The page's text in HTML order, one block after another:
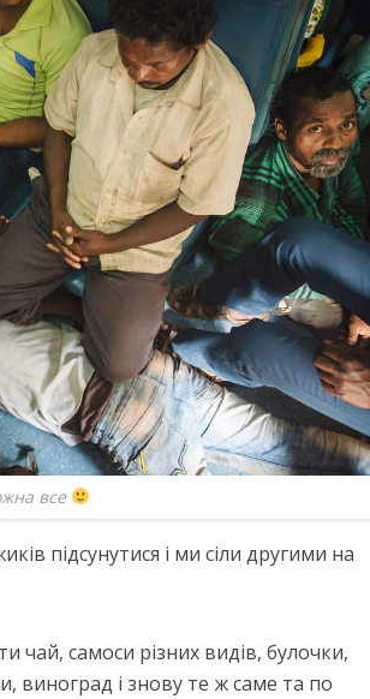
все
підсунутися і ми сіли другими на
чай, самоси різних видів, булочки,
виноград і знову те ж саме та по